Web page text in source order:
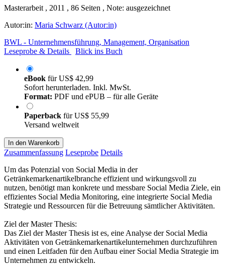
Masterarbeit , 2011 , 86 Seiten , Note: ausgezeichnet
Autor:in: Maria Schwarz (Autor:in)
BWL - Unternehmensführung, Management, Organisation
Leseprobe & Details
Blick ins Buch
eBook fürUS$ 42,99
Sofort herunterladen. Inkl. MwSt.
Format: PDF und ePUB – für alle Geräte
Paperback fürUS$ 55,99
Versand weltweit
In den Warenkorb
Zusammenfassung Leseprobe Details
Um das Potenzial von Social Media in der
Getränkemarkenartikelbranche effizient und wirkungsvoll zu
nutzen, benötigt man konkrete und messbare Social Media Ziele, ein
effizientes Social Media Monitoring, eine integrierte Social Media
Strategie und Ressourcen für die Betreuung sämtlicher Aktivitäten.
Ziel der Master Thesis:
Das Ziel der Master Thesis ist es, eine Analyse der Social Media
Aktivitäten von Getränkemarkenartikelunternehmen durchzuführen
und einen Leitfaden für den Aufbau einer Social Media Strategie im
Unternehmen zu entwickeln.